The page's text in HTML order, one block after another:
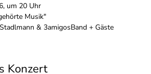
um 20 Uhr
Musik"
& 3amigosBand + Gäste
Konzert